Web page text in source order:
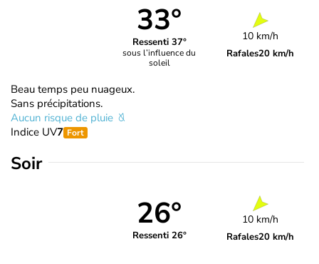
33°
Ressenti 37°
sous l’influence du
soleil
10 km/h
Rafales20 km/h
Beau temps peu nuageux.
Sans précipitations.
Aucun risque de pluie
Indice UV7 Fort
Soir
26°
Ressenti 26°
10 km/h
Rafales20 km/h